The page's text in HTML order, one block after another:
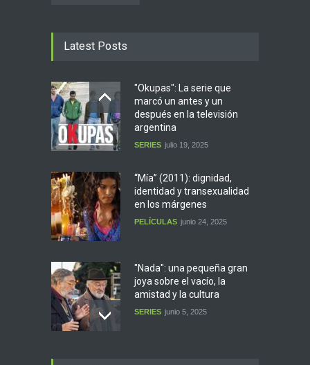
Latest Posts
"Okupas": La serie que
marcó un antes y un
después en la televisión
argentina
SERIES julio 19, 2025
“Mía” (2011): dignidad,
identidad y transexualidad
en los márgenes
PELÍCULAS junio 24, 2025
"Nada": una pequeña gran
joya sobre el vacío, la
amistad y la cultura
SERIES junio 5, 2025